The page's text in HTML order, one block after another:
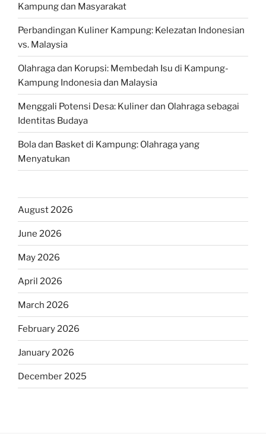
Kampung dan Masyarakat
Perbandingan Kuliner Kampung: Kelezatan Indonesian
vs. Malaysia
Olahraga dan Korupsi: Membedah Isu di Kampung-
Kampung Indonesia dan Malaysia
Menggali Potensi Desa: Kuliner dan Olahraga sebagai
Identitas Budaya
Bola dan Basket di Kampung: Olahraga yang
Menyatukan
August 2026
June 2026
May 2026
April 2026
March 2026
February 2026
January 2026
December 2025